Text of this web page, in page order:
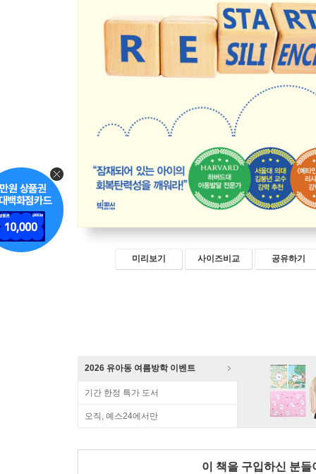
미리보기 사이즈비교 공유하기
2026 유아동 여름방학 이벤트
기간 한정 특가 도서
오직, 예스24에서만
이 책을 구입하신 분